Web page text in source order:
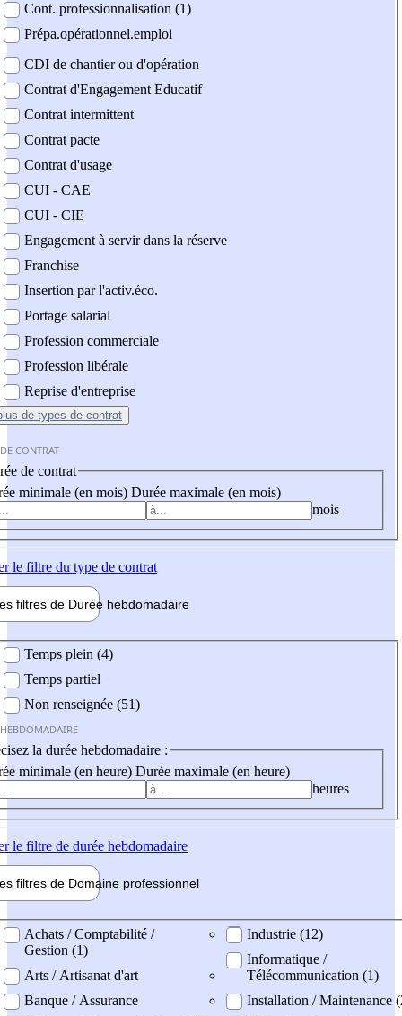
Cont. professionnalisation (1)
Prépa.opérationnel.emploi
CDI de chantier ou d'opération
Contrat d'Engagement Educatif
Contrat intermittent
Contrat pacte
Contrat d'usage
CUI - CAE
CUI - CIE
Engagement à servir dans la réserve
Franchise
Insertion par l'activ.éco.
Portage salarial
Profession commerciale
Profession libérale
Reprise d'entreprise
de types de contrat
CONTRAT
de contrat
minimale (en mois) Durée maximale (en mois)
mois
le filtre du type de contrat
filtres de Durée hebdomadaire
Temps plein (4)
Temps partiel
Non renseignée (51)
la durée hebdomadaire :
minimale (en heure) Durée maximale (en heure)
heures
le filtre de durée hebdomadaire
filtres de Domaine professionnel
professionel
Achats / Comptabilité /
Gestion (1)
Arts / Artisanat d'art
Banque / Assurance
Industrie (12)
Informatique /
Télécommunication (1)
Installation / Maintenance